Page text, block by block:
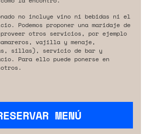
no incluye vino ni bebidas ni el
Podemos proponer una maridaje de
otros servicios, por ejemplo
vajilla y menaje,
sillas), servicio de bar y
Para ello puede ponerse en
MENÚ